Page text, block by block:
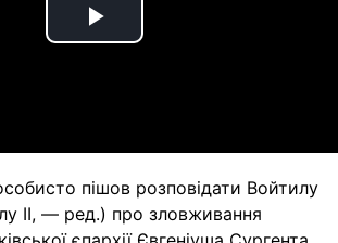
Play
пішов розповідати Войтилу
II, — ред.) про зловживання